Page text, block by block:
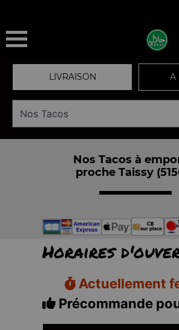
LIVRAISON A
Nos Tacos à
proche Taissy
Horaires
Actuellement
Précommande